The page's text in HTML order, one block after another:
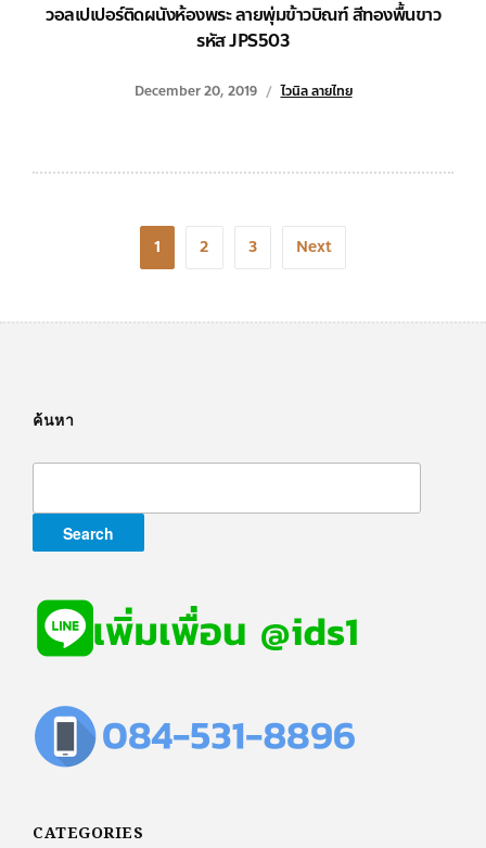
วอลเปเปอร์ติดผนังห้องพระ ลายพุ่มข้าวบิณฑ์ สีทองพื้นขาว
รหัส JPS503
December 20, 2019 ไวนิล ลายไทย
1 2 3 Next
ค้นหา
CATEGORIES